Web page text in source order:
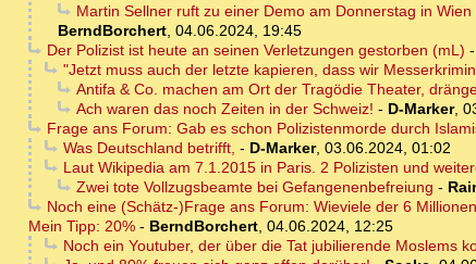
Martin Sellner ruft zu einer Demo am Donnerstag in
BerndBorchert, 04.06.2024, 19:45
Der Polizist ist heute an seinen Verletzungen gestorben (mL) -
"Jetzt muss auch der letzte kapieren, dass wir
Antifa & Co. machen am Ort der Tragödie Theater,
Ach waren das noch Zeiten in der Schweiz! - D-Marker,
Frage ans Forum: Gab es schon Polizistenmorde durch
Was Deutschland betrifft, - D-Marker, 03.06.2024, 01:02
Laut Wikipedia am 7.1.2015 in Paris. 2 Polizisten und
Zwei tote Vollzugsbeamte bei Gefangenenbefreiung -
Noch eine (Schätz-)Frage ans Forum: Wieviele der 6
Mein Tipp: 20% - BerndBorchert, 04.06.2024, 12:25
Noch ein Youtuber, der über die Tat jubilierende Moslems